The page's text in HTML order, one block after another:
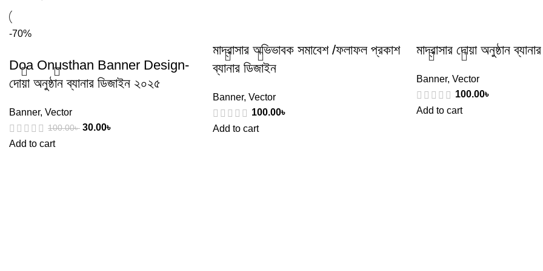
-70%
Doa Onusthan Banner Design-
দোয়া অনুষ্ঠান ব্যানার ডিজাইন ২০২৫
Banner, Vector
100.00৳ 30.00৳
Add to cart
মাদ্রাসার অভিভাবক সমাবেশ /ফলাফল প্রকাশ
ব্যানার ডিজাইন
Banner, Vector
100.00৳
Add to cart
মাদ্রাসার দোয়া অনুষ্ঠান
Banner, Vector
100.00৳
Add to cart